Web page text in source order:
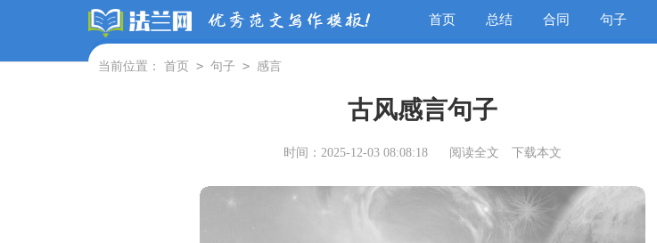
首页 总结 合同 句子
当前位置： 首页 > 句子 > 感言
古风感言句子
时间：2025-12-03 08:08:18 阅读全文 下载本文